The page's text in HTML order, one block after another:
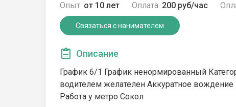
Опыт: от 10 лет Оплата: 200 руб/час
Связаться с нанимателем
Описание
График 6/1 График ненормированный
водителем желателен Аккуратное
Работа у метро Сокол